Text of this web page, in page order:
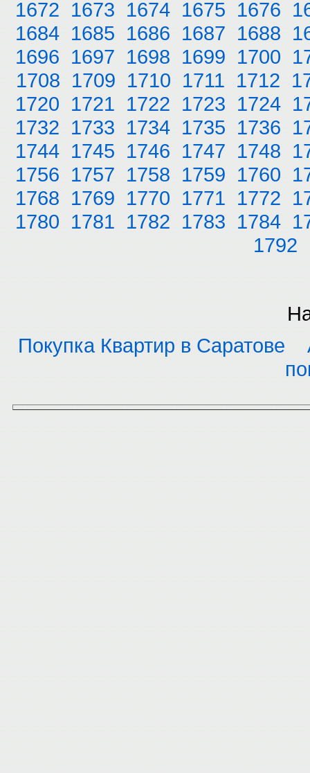
1672 1673 1674 1675 1676
1684 1685 1686 1687 1688
1696 1697 1698 1699 1700
1708 1709 1710 1711 1712
1720 1721 1722 1723 1724
1732 1733 1734 1735 1736
1744 1745 1746 1747 1748
1756 1757 1758 1759 1760
1768 1769 1770 1771 1772
1780 1781 1782 1783 1784
1792
Покупка Квартир в Саратове